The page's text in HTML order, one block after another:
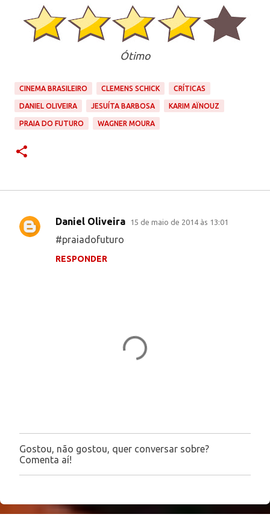
Ótimo
CINEMA BRASILEIRO CLEMENS SCHICK CRÍTICAS
DANIEL OLIVEIRA JESUÍTA BARBOSA KARIM AÏNOUZ
PRAIA DO FUTURO WAGNER MOURA
C
Daniel Oliveira 15 de maio de 2014 às 13:01
#praiadofuturo
RESPONDER
P
o
s
r
u
Gostou, não gostou, quer conversar sobre?
Comenta aí!